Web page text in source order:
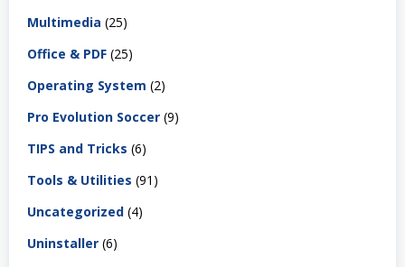
Multimedia (25)
Office & PDF (25)
Operating System (2)
Pro Evolution Soccer (9)
TIPS and Tricks (6)
Tools & Utilities (91)
Uncategorized (4)
Uninstaller (6)